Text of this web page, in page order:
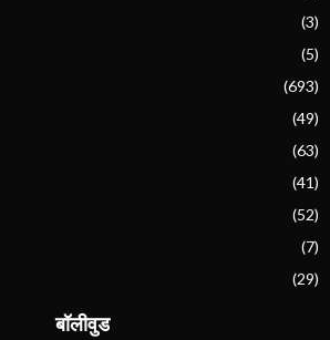
(3)
(5)
(693)
(49)
(63)
(41)
(52)
(7)
(29)
बॉलीवुड